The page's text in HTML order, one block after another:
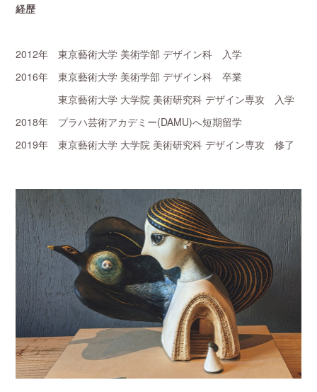
経歴
2012年 東京藝術大学 美術学部 デザイン科 入学
2016年 東京藝術大学 美術学部 デザイン科 卒業
東京藝術大学 大学院 美術研究科 デザイン専攻 入学
2018年 プラハ芸術アカデミー(DAMU)へ短期留学
2019年 東京藝術大学 大学院 美術研究科 デザイン専攻 修了